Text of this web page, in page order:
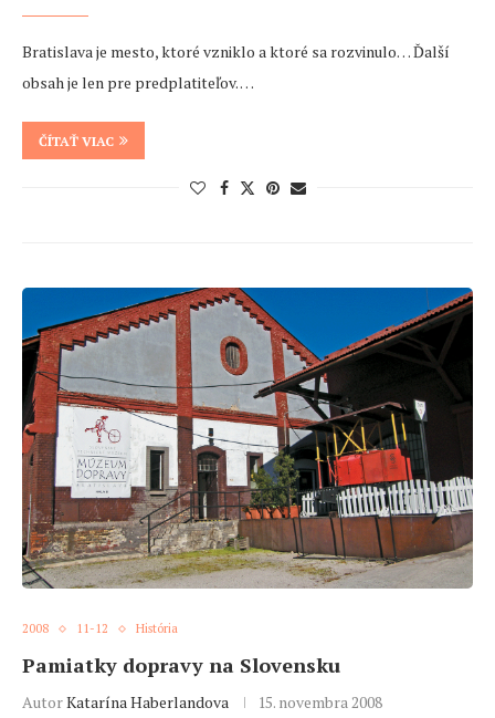
Bratislava je mesto, ktoré vzniklo a ktoré sa rozvinulo… Ďalší
obsah je len pre predplatiteľov. …
ČÍTAŤ VIAC
2008 11-12 História
Pamiatky dopravy na Slovensku
AutorKatarína Haberlandova 15. novembra 2008